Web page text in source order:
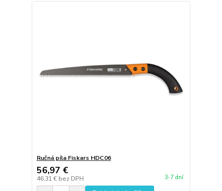
Ručná píla Fiskars HDC06
56,97 €
46,31 € bez DPH 3-7 dní